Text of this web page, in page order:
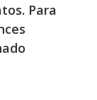
Para